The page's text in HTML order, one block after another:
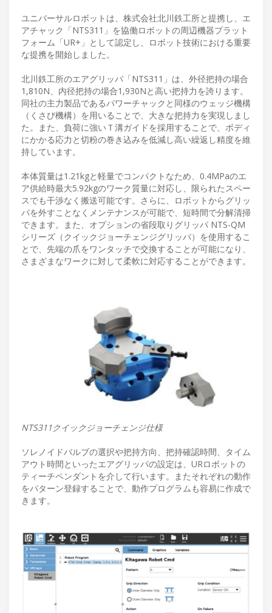
ユニバーサルロボットは、株式会社北川鉄工所と提携し、エ
アチャック「NTS311」を協働ロボットの周辺機器プラット
フォーム「UR+」として認定し、ロボット技術における重要
な提携を開始しました。
北川鉄工所のエアグリッパ「NTS311」は、外径把持の場合
1,810N、内径把持の場合1,930Nと高い把持力を誇ります。
同社の主力製品であるパワーチャックと同様のウェッジ機構
（くさび機構）を用いることで、大きな把持力を実現しまし
た。また、負荷に強いＴ溝ガイドを採用することで、ボディ
にかかる応力と切粉の巻き込みを低減し高い繰返し精度を維
持しています。
本体質量は1.21kgと軽量でコンパクトなため、0.4MPaのエ
ア供給時最大5.92kgのワーク質量に対応し、限られたスペー
スでも干渉なく搬送可能です。さらに、ロボットからグリッ
パを外すことなくメンテナンスが可能で、短時間で分解清掃
できます。また、オプションの省段取りグリッパ NTS-QM
シリーズ（クイックジョーチェンジグリッパ）を使用するこ
とで、先端の爪をワンタッチで交換することが可能になり、
さまざまなワークに対して柔軟に対応することができます。
NTS311クイックジョーチェンジ仕様
ソレノイドバルブの選択や把持方向、把持確認時間、タイム
アウト時間といったエアグリッパの設定は、URロボットの
ティーチペンダントを介して行います。またそれぞれの動作
をパターン登録することで、動作プログラムも容易に作成で
きます。